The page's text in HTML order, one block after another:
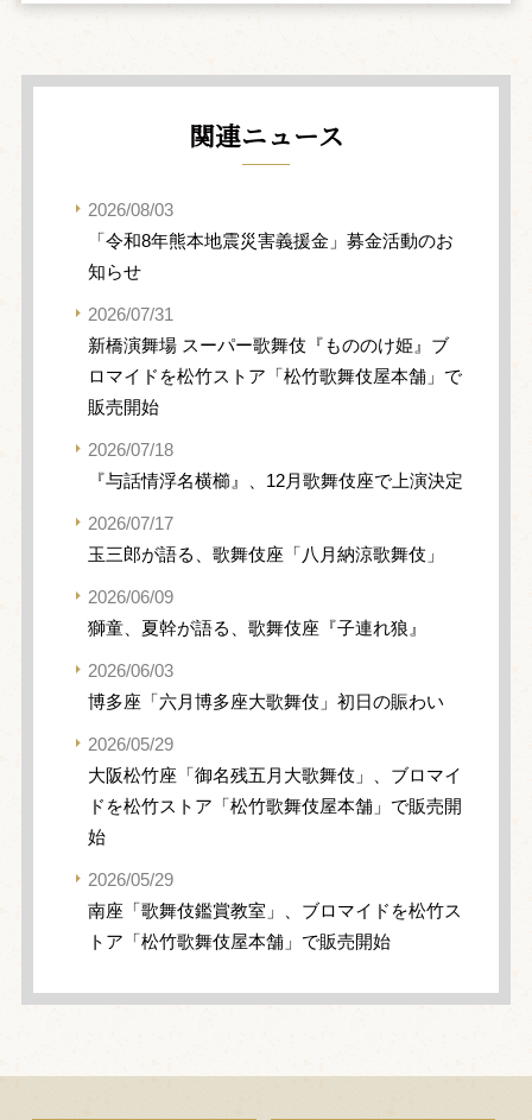
関連ニュース
2026/08/03
「令和8年熊本地震災害義援金」募金活動のお
知らせ
2026/07/31
新橋演舞場 スーパー歌舞伎『もののけ姫』ブ
ロマイドを松竹ストア「松竹歌舞伎屋本舗」で
販売開始
2026/07/18
『与話情浮名横櫛』、12月歌舞伎座で上演決定
2026/07/17
玉三郎が語る、歌舞伎座「八月納涼歌舞伎」
2026/06/09
獅童、夏幹が語る、歌舞伎座『子連れ狼』
2026/06/03
博多座「六月博多座大歌舞伎」初日の賑わい
2026/05/29
大阪松竹座「御名残五月大歌舞伎」、ブロマイ
ドを松竹ストア「松竹歌舞伎屋本舗」で販売開
始
2026/05/29
南座「歌舞伎鑑賞教室」、ブロマイドを松竹ス
トア「松竹歌舞伎屋本舗」で販売開始